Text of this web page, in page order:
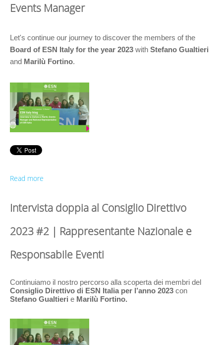
Events Manager
Let's continue our journey to discover the members of the
Board of ESN Italy for the year 2023 with Stefano Gualtieri
and Marilù Fortino.
Read more
Intervista doppia al Consiglio Direttivo
2023 #2 | Rappresentante Nazionale e
Responsabile Eventi
Consiglio Direttivo di ESN Italia per l’anno 2023
Stefano Gualtieri e Marilù Fortino.